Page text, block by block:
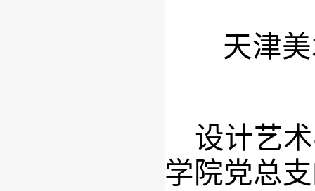
天津
设计艺
学院党总